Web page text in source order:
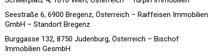
Seestraße 6, 6900 Bregenz, Österreich – Raiffeisen Immobilien
GmbH – Standort Bregenz
Burggasse 132, 8750 Judenburg, Österreich – Bischof
Immobilien GesmbH